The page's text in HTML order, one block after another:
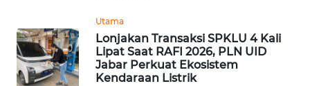
Utama
Lonjakan Transaksi SPKLU 4 Kali
Lipat Saat RAFI 2026, PLN UID
Jabar Perkuat Ekosistem
Kendaraan Listrik
PAPUA
WN